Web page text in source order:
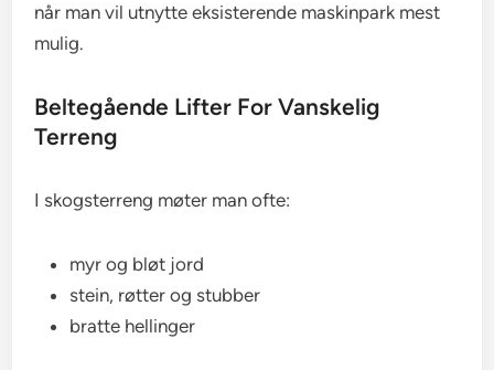
når man vil utnytte eksisterende maskinpark mest
mulig.
Beltegående Lifter For Vanskelig
Terreng
I skogsterreng møter man ofte:
myr og bløt jord
stein, røtter og stubber
bratte hellinger